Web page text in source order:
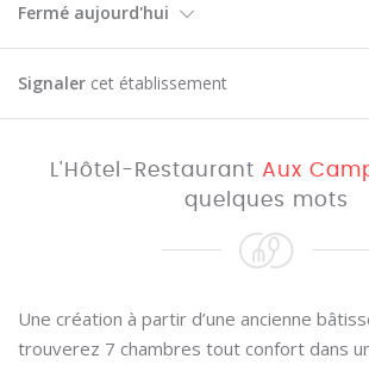
Fermé aujourd'hui
Signaler cet établissement
L'Hôtel-Restaurant Aux
quelques mots
Une création à partir d’une ancienne
trouverez 7 chambres tout confort dans